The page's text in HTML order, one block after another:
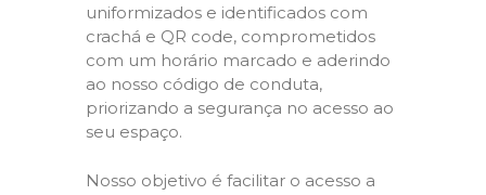
uniformizados e identificados com
crachá e QR code, comprometidos
com um horário marcado e aderindo
ao nosso código de conduta,
priorizando a segurança no acesso ao
seu espaço.
Nosso objetivo é facilitar o acesso a